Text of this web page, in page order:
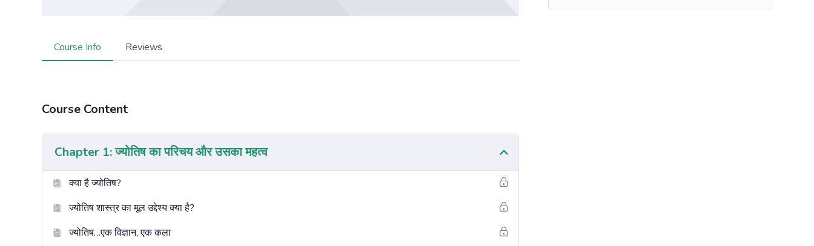
Course Info Reviews
Course Content
Chapter 1: ज्योतिष का परिचय और उसका महत्व
क्या है ज्योतिष?
ज्योतिष शास्त्र का मूल उद्देश्य क्या है?
ज्योतिष…एक विज्ञान, एक कला